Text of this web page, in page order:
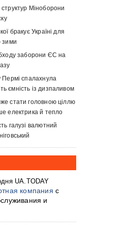
Міноборони
бракує Україні для
зими
заборони ЄС на
Пермі спалахнула
ємність із дизпаливом
стати головною ціллю
електрика й тепло
галузі валютний
UA.TODAY
компания с
и